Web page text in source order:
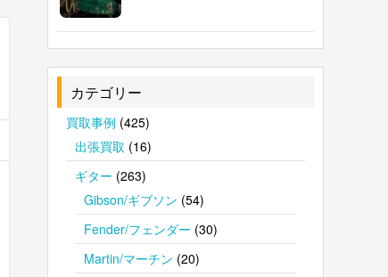
カテゴリー
買取事例 (425)
出張買取 (16)
ギター (263)
Gibson/ギブソン (54)
Fender/フェンダー (30)
Martin/マーチン (20)